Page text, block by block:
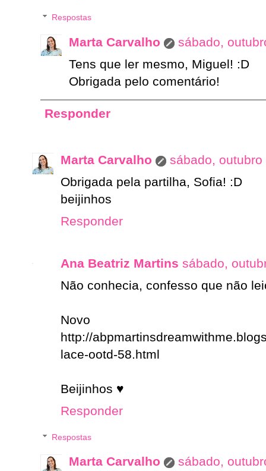
Respostas
Marta Carvalho
sábado,
Tens que ler mesmo, Miguel! :D
Obrigada pelo comentário!
Responder
Marta Carvalho
sábado, outubro
Obrigada pela partilha, Sofia! :D
beijinhos
Responder
Ana Beatriz Martins sábado,
Não conhecia, confesso que não
Novo
http://
lace-ootd-58.html
Beijinhos ♥
Responder
Respostas
Marta Carvalho sábado,